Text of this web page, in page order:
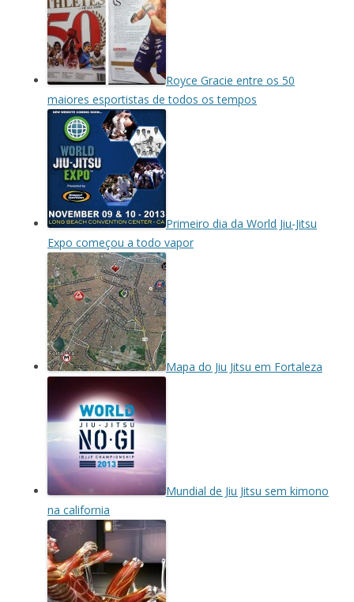
Royce Gracie entre os 50
maiores esportistas de todos os tempos
Primeiro dia da World Jiu-Jitsu
Expo começou a todo vapor
Mapa do Jiu Jitsu em Fortaleza
Mundial de Jiu Jitsu sem kimono
na california